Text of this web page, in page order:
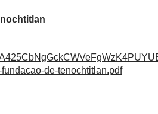
de-tenochtitlan.pdf